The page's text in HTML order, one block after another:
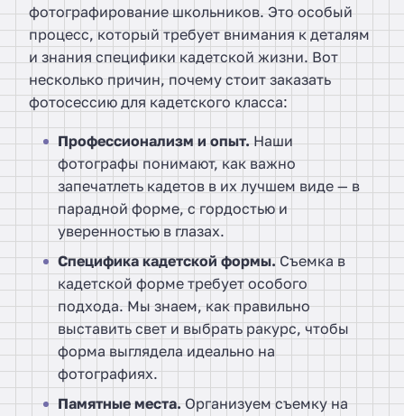
фотографирование школьников. Это особый
процесс, который требует внимания к деталям
и знания специфики кадетской жизни. Вот
несколько причин, почему стоит заказать
фотосессию для кадетского класса:
Профессионализм и опыт.Наши
фотографы понимают, как важно
запечатлеть кадетов в их лучшем виде — в
парадной форме, с гордостью и
уверенностью в глазах.
Специфика кадетской формы.Съемка в
кадетской форме требует особого
подхода. Мы знаем, как правильно
выставить свет и выбрать ракурс, чтобы
форма выглядела идеально на
фотографиях.
Памятные места.Организуем съемку на